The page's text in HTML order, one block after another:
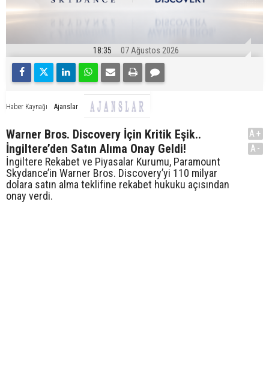
18:35 07 Ağustos 2026
Haber Kaynağı Ajanslar
Warner Bros. Discovery İçin Kritik Eşik..
İngiltere’den Satın Alıma Onay Geldi!
İngiltere Rekabet ve Piyasalar Kurumu, Paramount
Skydance’in Warner Bros. Discovery’yi 110 milyar
dolara satın alma teklifine rekabet hukuku açısından
onay verdi.
A+
A-